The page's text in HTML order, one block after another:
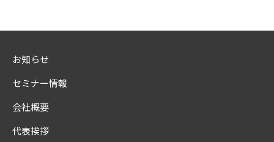
お知らせ
セミナー情報
会社概要
代表挨拶